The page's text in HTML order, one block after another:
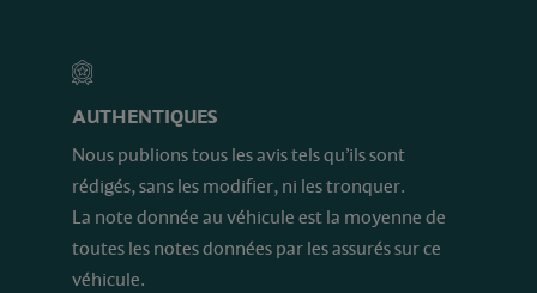
AUTHENTIQUES
Nous publions tous les avis tels qu’ils sont
rédigés, sans les modifier, ni les tronquer.
La note donnée au véhicule est la moyenne de
toutes les notes données par les assurés sur ce
véhicule.